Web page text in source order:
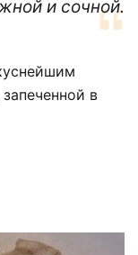
и сочной.
в